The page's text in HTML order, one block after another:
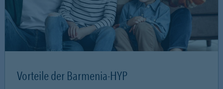
Vorteile der Barmenia-HYP